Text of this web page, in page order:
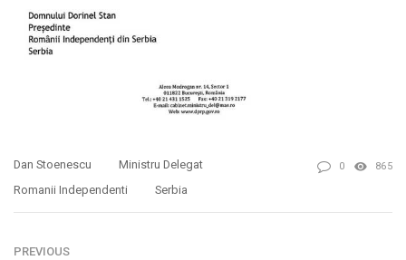
Dan Stoenescu
Ministru Delegat
Romanii Independenti
Serbia
0 865
PREVIOUS